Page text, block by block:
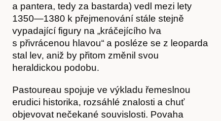
O nás
a pantera, tedy za bastarda) vedl mezi lety
1350—1380 k přejmenování stále stejně
vypadající figury na „kráčejícího lva
s přivrácenou hlavou“ a posléze se z leoparda
stal lev, aniž by přitom změnil svou
heraldickou podobu.
Pastoureau spojuje ve výkladu řemeslnou
erudici historika, rozsáhlé znalosti a chuť
objevovat nečekané souvislosti. Povaha